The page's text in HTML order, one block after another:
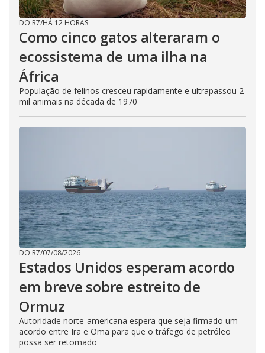
DO R7/HÁ 12 HORAS
Como cinco gatos alteraram o
ecossistema de uma ilha na
África
População de felinos cresceu rapidamente e ultrapassou 2
mil animais na década de 1970
DO R7/07/08/2026
Estados Unidos esperam acordo
em breve sobre estreito de
Ormuz
Autoridade norte-americana espera que seja firmado um
acordo entre Irã e Omã para que o tráfego de petróleo
possa ser retomado